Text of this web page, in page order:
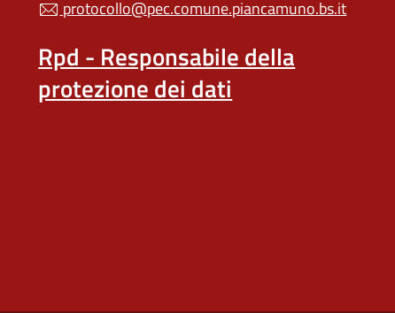
protocollo@pec.comune.piancamuno.bs.it
Rpd - Responsabile della
protezione dei dati